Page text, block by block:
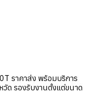
ราคาส่ง พร้อมบริการ
ด รองรับงานตั้งแต่ขนาด